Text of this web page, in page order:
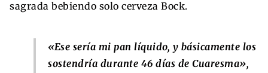
sagrada bebiendo solo cerveza Bock.
«Ese sería mi pan líquido, y básicamente los
sostendría durante 46 días de Cuaresma»,